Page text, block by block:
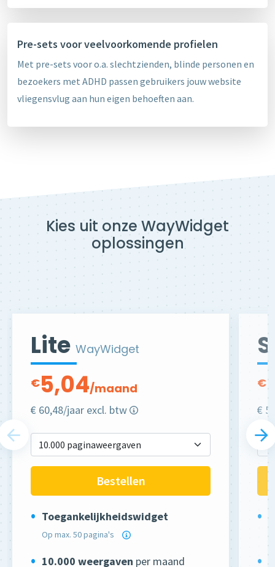
Pre-sets voor veelvoorkomende profielen
Met pre-sets voor o.a. slechtzienden, blinde personen en
bezoekers met ADHD passen gebruikers jouw website
vliegensvlug aan hun eigen behoeften aan.
Kies uit onze WayWidget
oplossingen
Lite WayWidget
€5,04/maand
€ 60,48/jaar excl. btw
Bestellen
Toegankelijkheidswidget
Op max. 50 pagina's
10.000 weergaven per maand
€
€